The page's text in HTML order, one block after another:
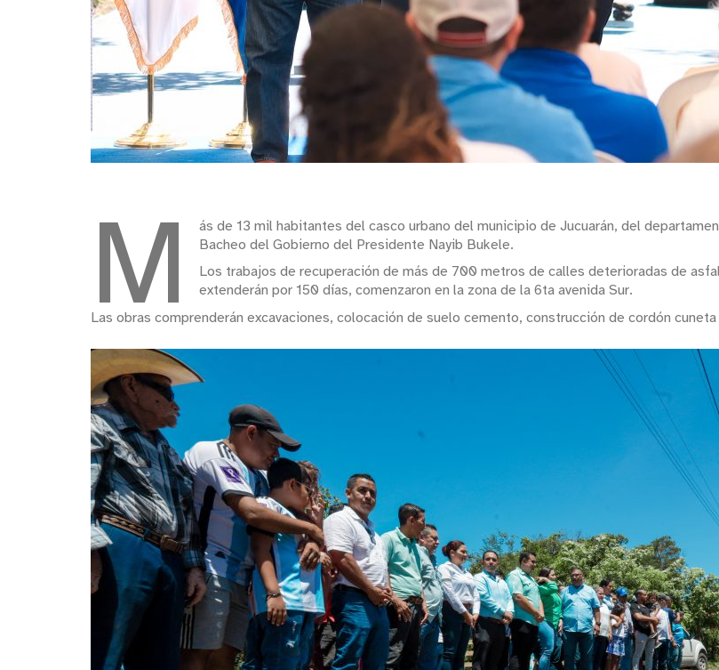
M
ás de 13 mil habitantes del casco urbano del municipio de Jucuarán, del
Bacheo del Gobierno del Presidente Nayib Bukele.
Los trabajos de recuperación de más de 700 metros de calles deterioradas de
extenderán por 150 días, comenzaron en la zona de la 6ta avenida Sur.
Las obras comprenderán excavaciones, colocación de suelo cemento, construcción de cordón